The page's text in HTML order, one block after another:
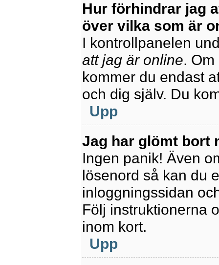
Hur förhindrar jag
över vilka som är
I kontrollpanelen
att jag är online.
kommer du endast
och dig själv. Du
Upp
Jag har glömt bort
Ingen panik! Även
lösenord så kan du
inloggningssidan
Följ instruktionerna
inom kort.
Upp